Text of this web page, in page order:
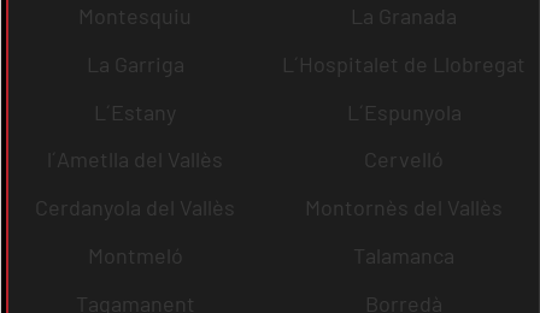
Montesquiu
La Granada
La Garriga
L´Hospitalet de Llobregat
L´Estany
L´Espunyola
l´Ametlla del Vallès
Cervelló
Cerdanyola del Vallès
Montornès del Vallès
Montmeló
Talamanca
Tagamanent
Borredà